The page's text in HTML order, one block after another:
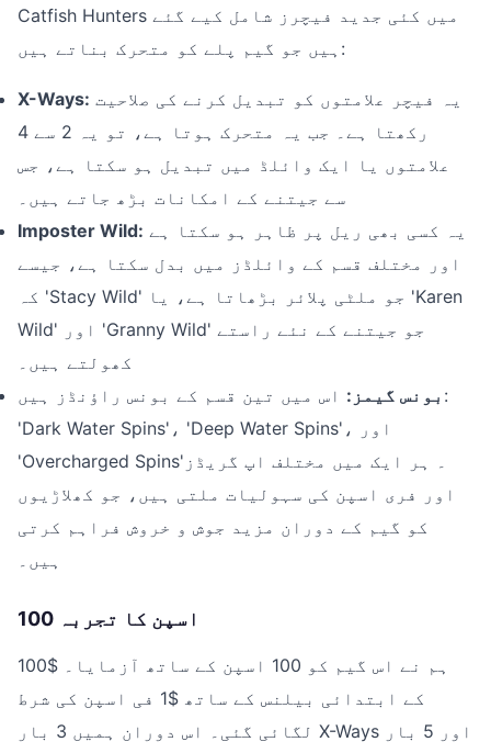
Catfish Hunters میں کئی جدید فیچرز شامل کیے گئے
ہیں جو گیم پلے کو متحرک بناتے ہیں:
X-Ways:
رکھتا ہے۔ جب یہ متحرک ہوتا ہے، تو یہ 2 سے 4
علامتوں یا ایک وائلڈ میں تبدیل ہو سکتا ہے، جس
سے جیتنے کے امکانات بڑھ جاتے ہیں۔
Imposter Wild:
اور مختلف قسم کے وائلڈز میں بدل سکتا ہے، جیسے
کہ 'Stacy Wild' جو ملٹی پلائر بڑھاتا ہے، یا 'Karen
Wild' اور 'Granny Wild' جو جیتنے کے نئے راستے
کھولتے ہیں۔
بونس گیمز: اس میں تین قسم کے بونس راؤنڈز ہیں:
'Dark Water Spins'، 'Deep Water Spins'، اور
'Overcharged Spins'۔ ہر ایک میں مختلف اپ گریڈز
اور فری اسپن کی سہولیات ملتی ہیں، جو کھلاڑیوں
کو گیم کے دوران مزید جوش و خروش فراہم کرتی
ہیں۔
100 اسپن کا تجربہ
ہم نے اس گیم کو 100 اسپن کے ساتھ آزمایا۔ $100
کے ابتدائی بیلنس کے ساتھ $1 فی اسپن کی شرط
لگائی گئی۔ اس دوران ہمیں 3 بار X-Ways اور 5 بار